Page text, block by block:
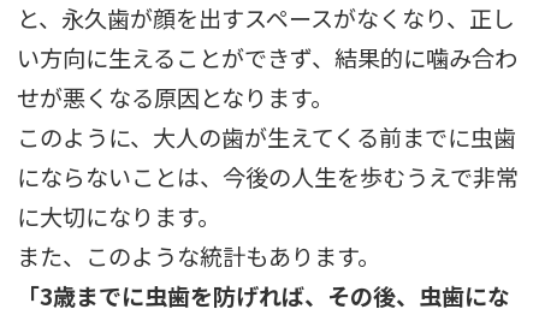
と、永久歯が顔を出すスペースがなくなり、正し
い方向に生えることができず、結果的に噛み合わ
せが悪くなる原因となります。
このように、大人の歯が生えてくる前までに虫歯
にならないことは、今後の人生を歩むうえで非常
に大切になります。
また、このような統計もあります。
「3歳までに虫歯を防げれば、その後、 虫歯にな